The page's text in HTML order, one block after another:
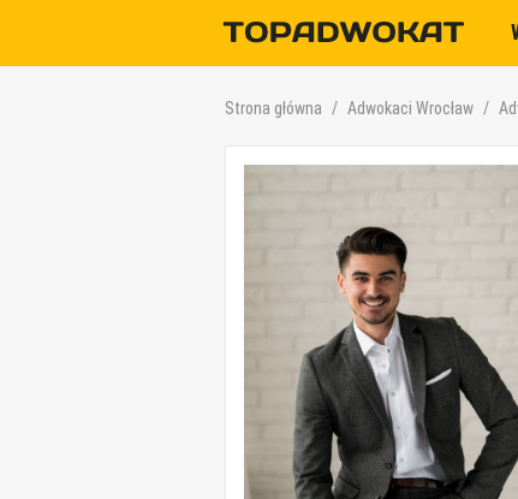
Strona główna Adwokaci Wrocław